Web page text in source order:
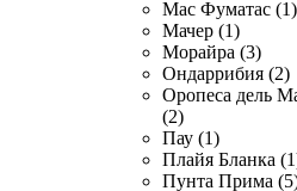
Мас Фуматас (1)
Мачер (1)
Морайра (3)
Ондаррибия (2)
Оропеса дель
(2)
Пау (1)
Плайя Бланка
Пунта Прима